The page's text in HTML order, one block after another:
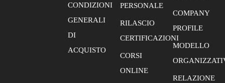
CONDIZIONI
GENERALI
DI
ACQUISTO
PERSONALE
RILASCIO
CERTIFICAZIONI
CORSI
ONLINE
COMPANY
PROFILE
MODELLO
RELAZIONE